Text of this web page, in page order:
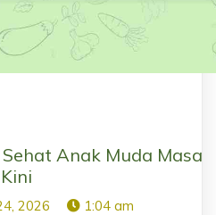
Anak Muda Masa
Kini
2026 1:04 am